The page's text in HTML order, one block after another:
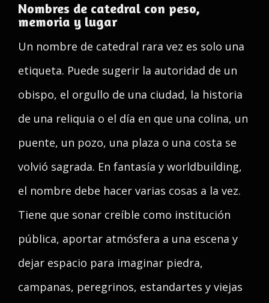
Nombres de catedral con peso,
memoria y lugar
Un nombre de catedral rara vez es solo una
etiqueta. Puede sugerir la autoridad de un
obispo, el orgullo de una ciudad, la historia
de una reliquia o el día en que una colina, un
puente, un pozo, una plaza o una costa se
volvió sagrada. En fantasía y worldbuilding,
el nombre debe hacer varias cosas a la vez.
Tiene que sonar creíble como institución
pública, aportar atmósfera a una escena y
dejar espacio para imaginar piedra,
campanas, peregrinos, estandartes y viejas